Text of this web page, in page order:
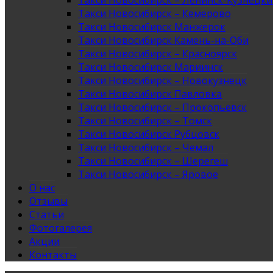
Такси Новосибирск – Кемерово
Такси Новосибирск Манжерок
Такси Новосибирск Камень-на-Оби
Такси Новосибирск – Красноярск
Такси Новосибирск Мариинск
Такси Новосибирск – Новокузнецк
Такси Новосибирск Павловка
Такси Новосибирск – Прокопьевск
Такси Новосибирск – Томск
Такси Новосибирск Рубцовск
Такси Новосибирск – Чемал
Такси Новосибирск – Шерегеш
Такси Новосибирск – Яровое
О нас
Отзывы
Статьи
Фотогалерея
Акции
Контакты